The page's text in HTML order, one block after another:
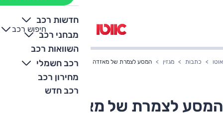
חדשות רכב
מבחני רכב
השוואות רכב
רכב חשמלי
מחירון רכב
רכב חדש
חיפוש רכב
+
-
אוטו כתבות מגזין המסע לצמרת של מאזדה
המסע לצמרת של מאזדה